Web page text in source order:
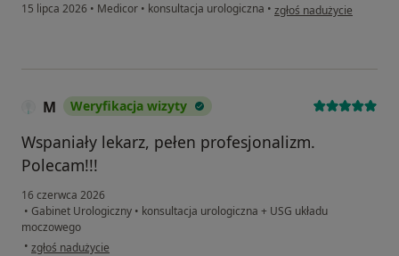
15 lipca 2026 • Medicor • konsultacja urologiczna • w opinii użytkownika D
zgłoś nadużycie
M Weryfikacja wizyty
Wspaniały lekarz, pełen profesjonalizm.
Polecam!!!
16 czerwca 2026
• Gabinet Urologiczny • konsultacja urologiczna + USG układu
moczowego
• w opinii użytkownika M
zgłoś nadużycie